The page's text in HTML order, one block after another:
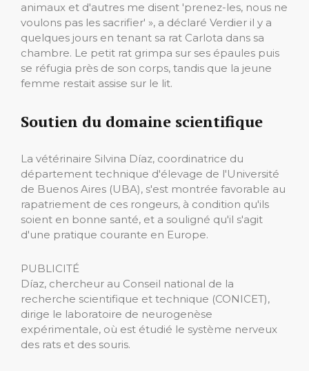
animaux et d'autres me disent 'prenez-les, nous ne
voulons pas les sacrifier' », a déclaré Verdier il y a
quelques jours en tenant sa rat Carlota dans sa
chambre. Le petit rat grimpa sur ses épaules puis
se réfugia près de son corps, tandis que la jeune
femme restait assise sur le lit.
Soutien du domaine scientifique
La vétérinaire Silvina Díaz, coordinatrice du
département technique d'élevage de l'Université
de Buenos Aires (UBA), s'est montrée favorable au
rapatriement de ces rongeurs, à condition qu'ils
soient en bonne santé, et a souligné qu'il s'agit
d'une pratique courante en Europe.
PUBLICITÉ
Díaz, chercheur au Conseil national de la
recherche scientifique et technique (CONICET),
dirige le laboratoire de neurogenèse
expérimentale, où est étudié le système nerveux
des rats et des souris.